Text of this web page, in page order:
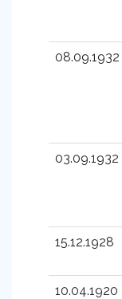
08.09.1932
03.09.1932
15.12.1928
10.04.1920